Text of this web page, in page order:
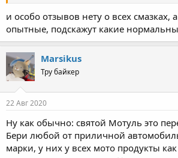
и особо отзывов нету о всех смазках,
опытные, подскажут какие
Marsikus
Тру байкер
22 Авг 2020
Ну как обычно: святой Мотуль это
Бери любой от приличной
марки, у них у всех мото продукты